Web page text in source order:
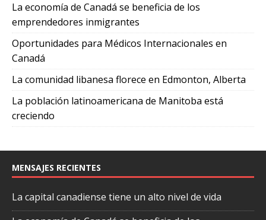
La economía de Canadá se beneficia de los
emprendedores inmigrantes
Oportunidades para Médicos Internacionales en
Canadá
La comunidad libanesa florece en Edmonton, Alberta
La población latinoamericana de Manitoba está
creciendo
MENSAJES RECIENTES
La capital canadiense tiene un alto nivel de vida